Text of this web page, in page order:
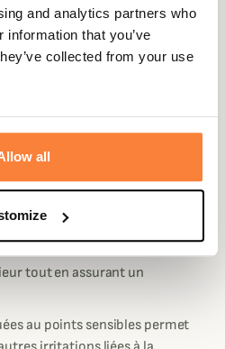
and analytics partners who
that you’ve
collected from your use
all
les chaussettes de chasse
pour les longues marches
de mi-saison.
innovante ( 28%
2% Elasthanne, 49.5%
l'humidité due à la
tout en assurant un
au points sensibles permet